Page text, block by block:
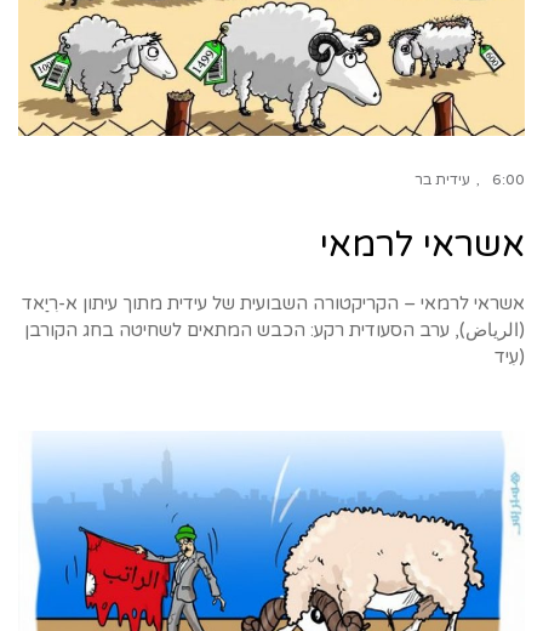
6:00 עידית בר
אשראי לרמאי
אשראי לרמאי – הקריקטורה השבועית של עידית מתוך עיתון א-רִיַאד
(الرياض), ערב הסעודית רקע: הכבש המתאים לשחיטה בחג הקורבן
(עִיד